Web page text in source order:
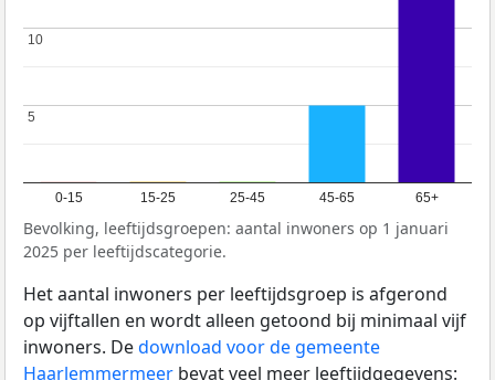
0-15 15-25 25-45 45-65 65+
5
5
10
10
Bevolking, leeftijdsgroepen: aantal inwoners op 1 januari
2025 per leeftijdscategorie.
Het aantal inwoners per leeftijdsgroep is afgerond
op vijftallen en wordt alleen getoond bij minimaal vijf
inwoners. Dedownload voor de gemeente
Haarlemmermeer bevat veel meer leeftijdgegevens: